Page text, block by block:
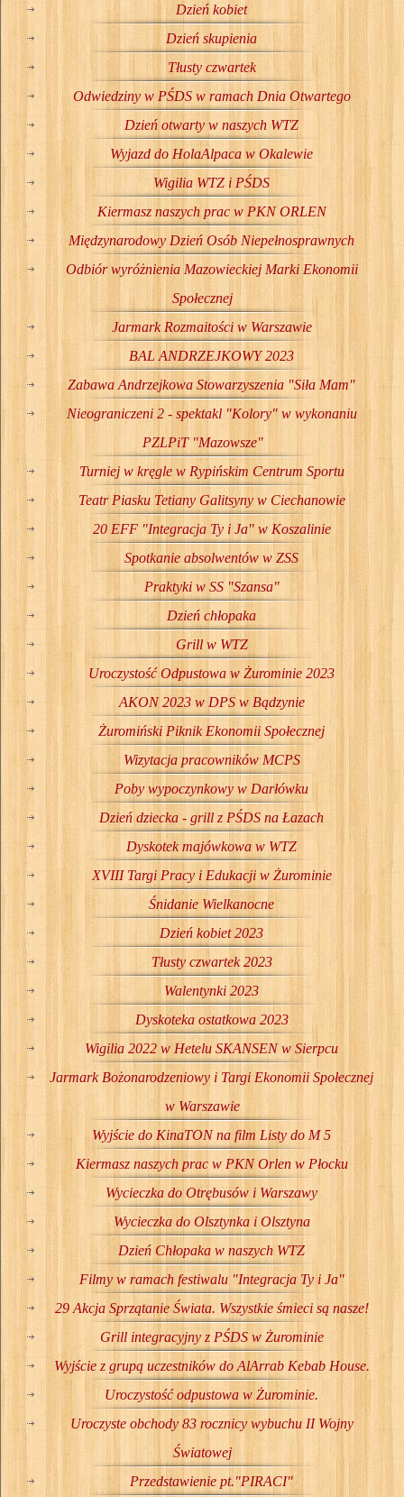
Dzień kobiet
Dzień skupienia
Tłusty czwartek
Odwiedziny w PŚDS w ramach Dnia Otwartego
Dzień otwarty w naszych WTZ
Wyjazd do HolaAlpaca w Okalewie
Wigilia WTZ i PŚDS
Kiermasz naszych prac w PKN ORLEN
Międzynarodowy Dzień Osób Niepełnosprawnych
Odbiór wyróżnienia Mazowieckiej Marki Ekonomii
Społecznej
Jarmark Rozmaitości w Warszawie
BAL ANDRZEJKOWY 2023
Zabawa Andrzejkowa Stowarzyszenia "Siła Mam"
Nieograniczeni 2 - spektakl "Kolory" w wykonaniu
PZLPiT "Mazowsze"
Turniej w kręgle w Rypińskim Centrum Sportu
Teatr Piasku Tetiany Galitsyny w Ciechanowie
20 EFF "Integracja Ty i Ja" w Koszalinie
Spotkanie absolwentów w ZSS
Praktyki w SS "Szansa"
Dzień chłopaka
Grill w WTZ
Uroczystość Odpustowa w Żurominie 2023
AKON 2023 w DPS w Bądzynie
Żuromiński Piknik Ekonomii Społecznej
Wizytacja pracowników MCPS
Poby wypoczynkowy w Darłówku
Dzień dziecka - grill z PŚDS na Łazach
Dyskotek majówkowa w WTZ
XVIII Targi Pracy i Edukacji w Żurominie
Śnidanie Wielkanocne
Dzień kobiet 2023
Tłusty czwartek 2023
Walentynki 2023
Dyskoteka ostatkowa 2023
Wigilia 2022 w Hetelu SKANSEN w Sierpcu
Jarmark Bożonarodzeniowy i Targi Ekonomii Społecznej
w Warszawie
Wyjście do KinaTON na film Listy do M 5
Kiermasz naszych prac w PKN Orlen w Płocku
Wycieczka do Otrębusów i Warszawy
Wycieczka do Olsztynka i Olsztyna
Dzień Chłopaka w naszych WTZ
Filmy w ramach festiwalu "Integracja Ty i Ja"
29 Akcja Sprzątanie Świata. Wszystkie śmieci są nasze!
Grill integracyjny z PŚDS w Żurominie
Wyjście z grupą uczestników do AlArrab Kebab House.
Uroczystość odpustowa w Żurominie.
Uroczyste obchody 83 rocznicy wybuchu II Wojny
Światowej
Przedstawienie pt."PIRACI"